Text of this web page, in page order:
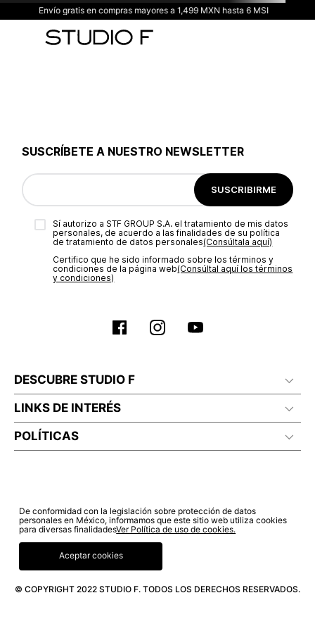
Envío gratis en compras mayores a 1,499 MXN hasta 6 MSI
SUSCRÍBETE A NUESTRO NEWSLETTER
SUSCRIBIRME
Sí autorizo a STF GROUP S.A. el tratamiento de mis datos
personales, de acuerdo a las finalidades de su política
de tratamiento de datos personales‎(Consúltala aquí)
Certifico que he sido informado sobre los términos y
condiciones de la página web‎(Consúltal aquí los términos
y condiciones)
DESCUBRE STUDIO F
LINKS DE INTERÉS
POLÍTICAS
© COPYRIGHT 2022 STUDIO F. TODOS LOS DERECHOS RESERVADOS.
De conformidad con la legislación sobre protección de datos
personales en México, informamos que este sitio web utiliza cookies
para diversas finalidadesVer Política de uso de cookies.
Aceptar cookies